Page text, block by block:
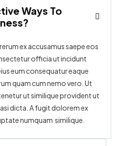
Ways To
ex accusamus saepe eos
officia ut incidunt
eum consequatur eaque
quam cum nemo vero. Ut
ut similique provident ut
dicta. A fugit dolorem ex
numquam similique.